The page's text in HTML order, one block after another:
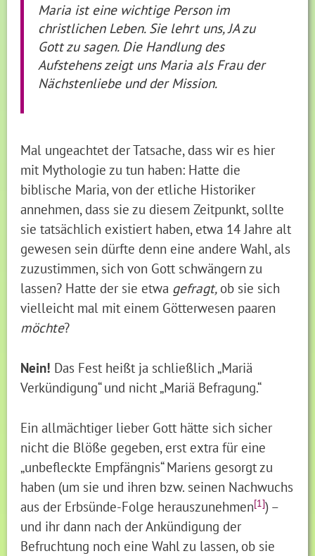
Maria ist eine wichtige Person im
christlichen Leben. Sie lehrt uns, JA zu
Gott zu sagen. Die Handlung des
Aufstehens zeigt uns Maria als Frau der
Nächstenliebe und der Mission.
Mal ungeachtet der Tatsache, dass wir es hier
mit Mythologie zu tun haben: Hatte die
biblische Maria, von der etliche Historiker
annehmen, dass sie zu diesem Zeitpunkt, sollte
sie tatsächlich existiert haben, etwa 14 Jahre alt
gewesen sein dürfte denn eine andere Wahl, als
zuzustimmen, sich von Gott schwängern zu
lassen? Hatte der sie etwa gefragt, ob sie sich
vielleicht mal mit einem Götterwesen paaren
möchte?
Nein! Das Fest heißt ja schließlich „Mariä
Verkündigung“ und nicht „Mariä Befragung.“
Ein allmächtiger lieber Gott hätte sich sicher
nicht die Blöße gegeben, erst extra für eine
„unbefleckte Empfängnis“ Mariens gesorgt zu
haben (um sie und ihren bzw. seinen Nachwuchs
aus der Erbsünde-Folge herauszunehmen[1]) –
und ihr dann nach der Ankündigung der
Befruchtung noch eine Wahl zu lassen, ob sie